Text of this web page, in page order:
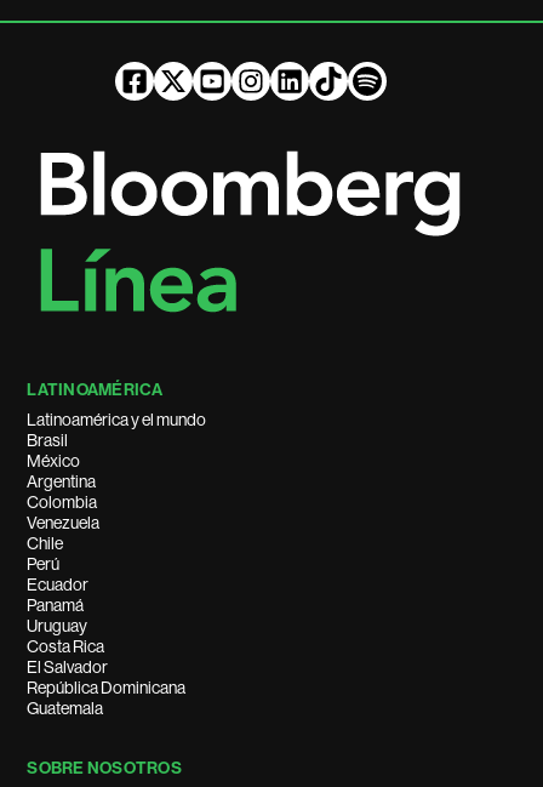
LATINOAMÉRICA
Latinoamérica y el mundo
Brasil
México
Argentina
Colombia
Venezuela
Chile
Perú
Ecuador
Panamá
Uruguay
Costa Rica
El Salvador
República Dominicana
Guatemala
SOBRE NOSOTROS